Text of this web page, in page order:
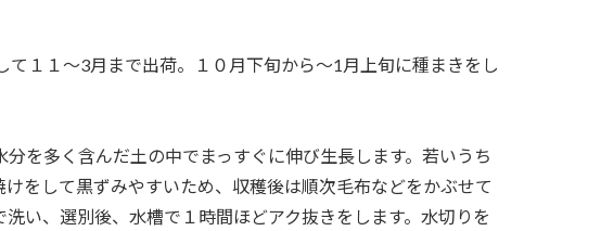
て１１～3月まで出荷。１０月下旬から～1 月上旬に種まきをし
を多く含んだ土の中でまっすぐに伸び生長します。若いうち
をして黒ずみやすいため、収穫後は順次毛布などをかぶせて
い、選別後、水槽で１時間ほどアク抜きをします。水切りを